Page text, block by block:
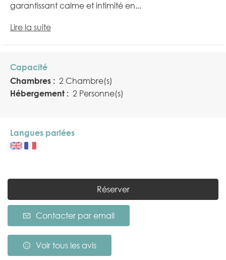
garantissant calme et intimité en...
Lire la suite
Capacité
Chambres : 2 Chambre(s)
Hébergement : 2 Personne(s)
Langues parlées
Réserver
Contacter par email
Voir tous les avis